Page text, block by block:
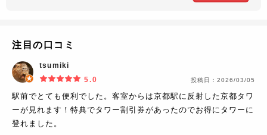
注目の口コミ
tsumiki
5.0
投稿日： 2026/03/05
駅前でとても便利でした。客室からは京都駅に反射した京都タワ
ーが見れます！特典でタワー割引券があったのでお得にタワーに
登れました。